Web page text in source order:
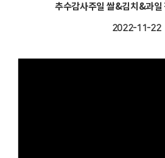
추수감사주일 쌀&김치&과일
2022-11-22